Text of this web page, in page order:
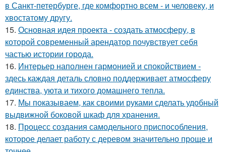
в Санкт-петербурге, где комфортно всем - и человеку, и
хвостатому другу.
15. Основная идея проекта - создать атмосферу, в
которой современный арендатор почувствует себя
частью истории города.
16. Интерьер наполнен гармонией и спокойствием -
здесь каждая деталь словно поддерживает атмосферу
единства, уюта и тихого домашнего тепла.
17. Мы показываем, как своими руками сделать удобный
выдвижной боковой шкаф для хранения.
18. Процесс создания самодельного приспособления,
которое делает работу с деревом значительно проще и